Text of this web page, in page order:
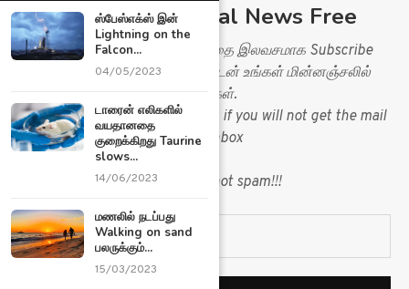
Subscribe Ariviyal News Free
Ariviyal News இணையதளத்தை இலவசமாக Subscribe
செய்து செய்திகளை உடனுக்குடன் உங்கள் மின்னஞ்சலில்
பெறுங்கள்.
Please check your spam folder, if you will not get the mail
in you inbox
mark mail as not spam!!!
ஸ்பேஸ்எக்ஸ் இன்
Lightning on the
Falcon...
04/05/2023
டாரைன் எலிகளில்
வயதானதை
குறைக்கிறது Taurine
slows...
14/06/2023
மணலில் நடப்பது
Walking on sand
பலருக்கும்...
15/03/2023